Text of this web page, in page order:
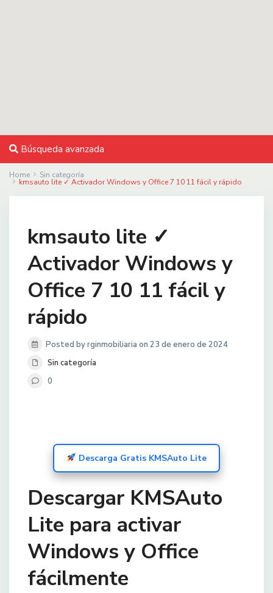
Búsqueda avanzada
Home Sin categoría
kmsauto lite ✓ Activador Windows y Office 7 10 11 fácil y rápido
kmsauto lite ✓
Activador Windows y
Office 7 10 11 fácil y
rápido
Posted by rginmobiliaria on 23 de enero de 2024
Sin categoría
0
Descarga Gratis KMSAuto Lite
Descargar KMSAuto
Lite para activar
Windows y Office
fácilmente